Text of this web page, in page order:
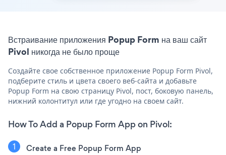
Встраивание приложения Popup Form на ваш сайт
Pivol никогда не было проще
Создайте свое собственное приложение Popup Form Pivol,
подберите стиль и цвета своего веб-сайта и добавьте
Popup Form на свою страницу Pivol, пост, боковую панель,
нижний колонтитул или где угодно на своем сайт.
How To Add a Popup Form App on Pivol:
Create a Free Popup Form App